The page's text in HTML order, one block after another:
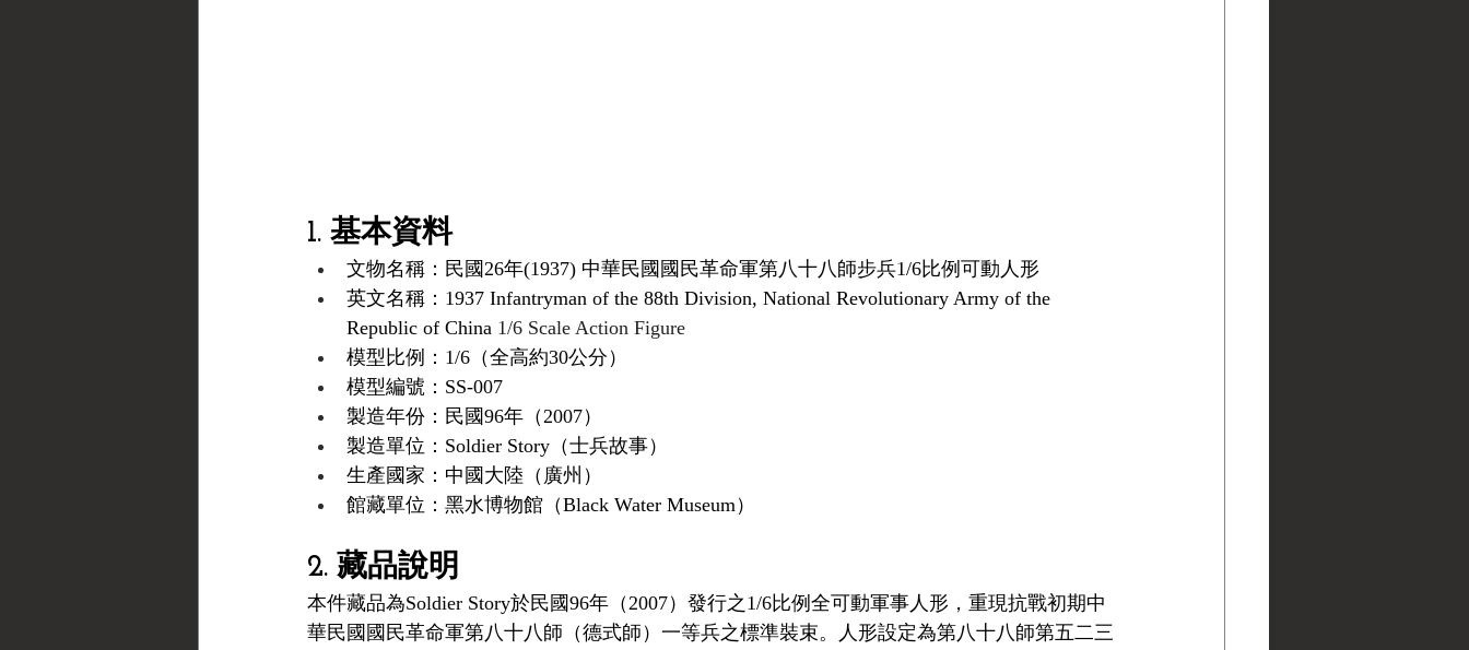
1. 基本資料
文物名稱：民國26年(1937) 中華民國國民革命軍第八十八師步兵1/6比例可動人形
英文名稱：1937 Infantryman of the 88th Division, National Revolutionary Army of the
Republic of China 1/6 Scale Action Figure
模型比例：1/6（全高約30公分）
模型編號：SS-007
製造年份：民國96年（2007）
製造單位：Soldier Story（士兵故事）
生產國家：中國大陸（廣州）
館藏單位：黑水博物館（Black Water Museum）
2. 藏品說明
本件藏品為Soldier Story於民國96年（2007）發行之1/6比例全可動軍事人形，重現抗戰初期中
華民國國民革命軍第八十八師（德式師）一等兵之標準裝束。人形設定為第八十八師第五二三